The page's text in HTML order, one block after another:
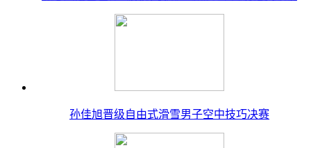
孙佳旭晋级自由式滑雪男子空中技巧决赛